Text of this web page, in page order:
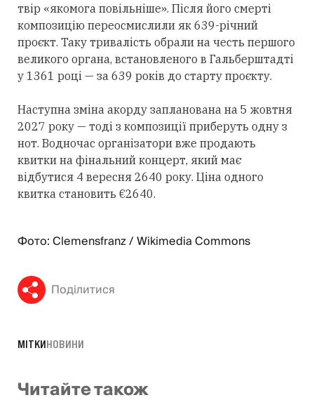
твір «якомога повільніше». Після його смерті
композицію переосмислили як 639-річний
проєкт. Таку тривалість обрали на честь першого
великого органа, встановленого в Гальберштадті
у 1361 році — за 639 років до старту проєкту.
Наступна зміна акорду запланована на 5 жовтня
2027 року — тоді з композиції приберуть одну з
нот. Водночас організатори вже продають
квитки на фінальний концерт, який має
відбутися 4 вересня 2640 року. Ціна одного
квитка становить €2640.
Фото: Clemensfranz / Wikimedia Commons
Поділитися
МІТКИНОВИНИ
Читайте також